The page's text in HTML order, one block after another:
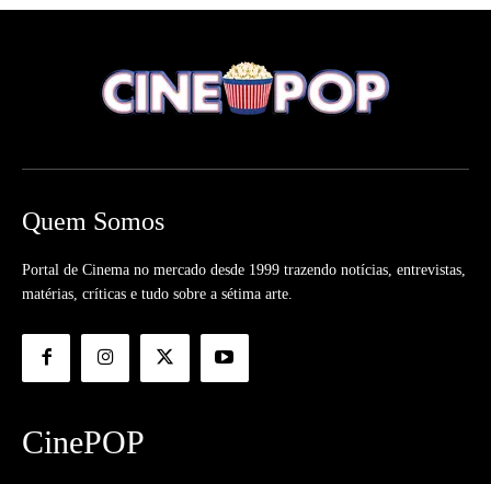
Quem Somos
Portal de Cinema no mercado desde 1999 trazendo notícias, entrevistas,
matérias, críticas e tudo sobre a sétima arte.
CinePOP